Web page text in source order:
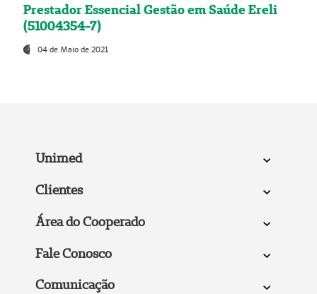
Prestador Essencial Gestão em Saúde Ereli
(51004354-7)
04 de Maio de 2021
Unimed
Clientes
Área do Cooperado
Fale Conosco
Comunicação